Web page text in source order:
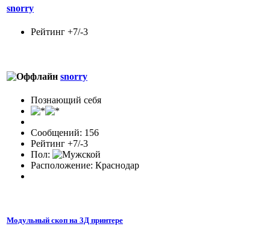
snorry
Рейтинг +7/-3
snorry
Познающий себя
Сообщений: 156
Рейтинг +7/-3
Пол:
Расположение: Краснодар
Модульный скоп на 3Д принтере